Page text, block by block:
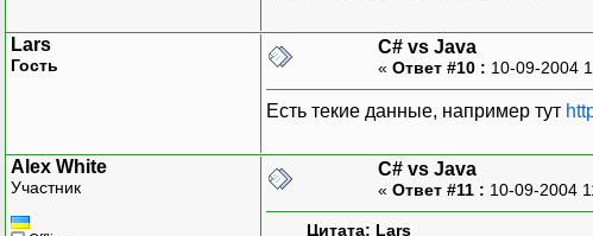
Lars
Гость
C# vs Java
« Ответ #10 : 10-09-2004
Есть текие данные, например тут
Alex White
Участник
C# vs Java
« Ответ #11 : 10-09-2004
Цитата: Lars